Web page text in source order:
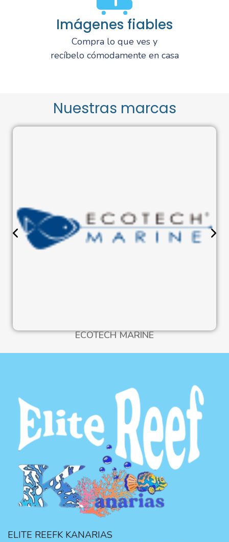
Imágenes fiables
Compra lo que ves y
recíbelo cómodamente en casa
Nuestras marcas
ECOTECH MARINE
ELITE REEFK KANARIAS